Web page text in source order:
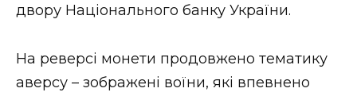
двору Національного банку України.
На реверсі монети продовжено тематику
аверсу – зображені воїни, які впевнено